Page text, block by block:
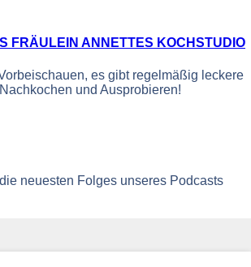
FRÄULEIN ANNETTES KOCHSTUDIO
es gibt regelmäßig leckere
und Ausprobieren!
neuesten Folges unseres Podcasts